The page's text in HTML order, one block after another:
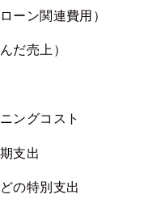
ーン関連費用）
だ売上）
ングコスト
支出
の特別支出